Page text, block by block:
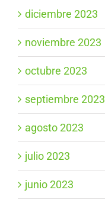
diciembre 2023
noviembre 2023
octubre 2023
septiembre 2023
agosto 2023
julio 2023
junio 2023